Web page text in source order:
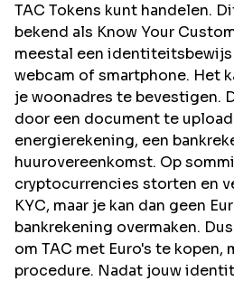
TAC Tokens kunt handelen.
bekend als Know Your
meestal een
webcam of smartphone. Het
je woonadres te bevestigen.
door een document te
energierekening, een
huurovereenkomst. Op
cryptocurrencies storten en
KYC, maar je kan dan geen
bankrekening overmaken.
om TAC met Euro's te kopen,
procedure. Nadat jouw